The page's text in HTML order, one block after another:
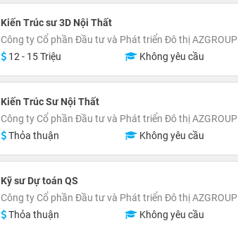
Kiến Trúc sư 3D Nội Thất
Công ty Cổ phần Đầu tư và Phát triển Đô thị AZGROUP
12 - 15 Triệu
Không yêu cầu
Kiến Trúc Sư Nội Thất
Công ty Cổ phần Đầu tư và Phát triển Đô thị AZGROUP
Thỏa thuận
Không yêu cầu
Kỹ sư Dự toán QS
Công ty Cổ phần Đầu tư và Phát triển Đô thị AZGROUP
Thỏa thuận
Không yêu cầu